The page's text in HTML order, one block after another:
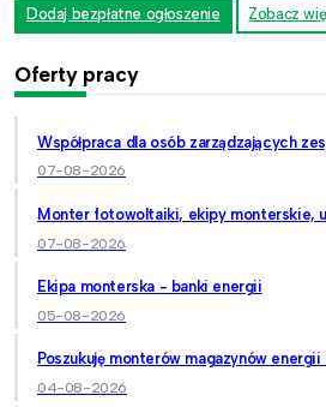
Dodaj bezpłatne ogłoszenie Zobacz
Oferty pracy
Współpraca dla osób zarządzających
07-08-2026
Monter fotowoltaiki, ekipy monterskie,
07-08-2026
Ekipa monterska - banki energii
05-08-2026
Poszukuję monterów magazynów
04-08-2026